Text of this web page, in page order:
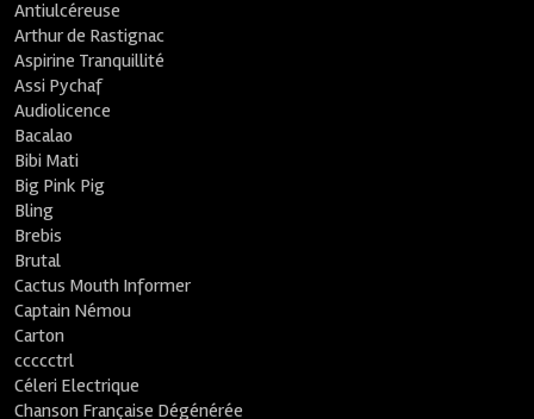
Antiulcéreuse
Arthur de Rastignac
Aspirine Tranquillité
Assi Pychaf
Audiolicence
Bacalao
Bibi Mati
Big Pink Pig
Bling
Brebis
Brutal
Cactus Mouth Informer
Captain Némou
Carton
ccccctrl
Céleri Electrique
Chanson Française Dégénérée